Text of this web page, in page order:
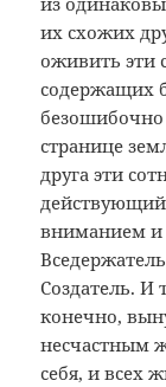
их схожих
оживить эти
содержащих
безошибочно
странице
друга эти
вниманием и
Создатель. И
конечно,
несчастным
себя, и всех